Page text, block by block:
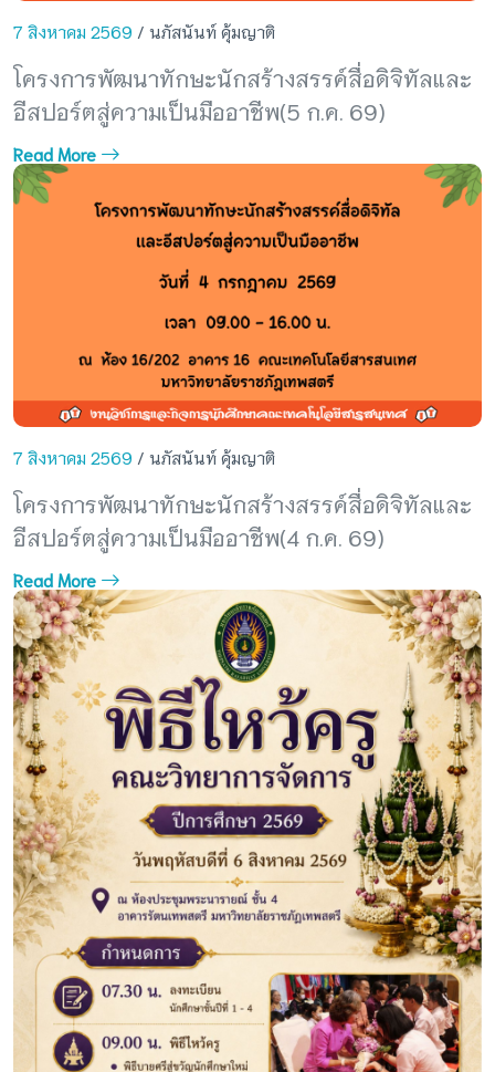
7 สิงหาคม 2569 / นภัสนันท์ คุ้มญาติ
โครงการพัฒนาทักษะนักสร้างสรรค์สื่อดิจิทัลและ
อีสปอร์ตสู่ความเป็นมืออาชีพ(5 ก.ค. 69)
Read More
7 สิงหาคม 2569 / นภัสนันท์ คุ้มญาติ
โครงการพัฒนาทักษะนักสร้างสรรค์สื่อดิจิทัลและ
อีสปอร์ตสู่ความเป็นมืออาชีพ(4 ก.ค. 69)
Read More